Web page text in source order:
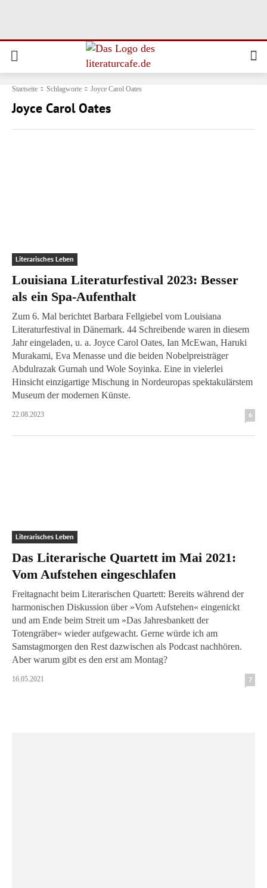
Startseite Schlagworte Joyce Carol Oates
Joyce Carol Oates
Literarisches Leben
Louisiana Literaturfestival 2023: Besser
als ein Spa-Aufenthalt
Zum 6. Mal berichtet Barbara Fellgiebel vom Louisiana
Literaturfestival in Dänemark. 44 Schreibende waren in diesem
Jahr eingeladen, u. a. Joyce Carol Oates, Ian McEwan, Haruki
Murakami, Eva Menasse und die beiden Nobelpreisträger
Abdulrazak Gurnah und Wole Soyinka. Eine in vielerlei
Hinsicht einzigartige Mischung in Nordeuropas spektakulärstem
Museum der modernen Künste.
22.08.2023 6
Literarisches Leben
Das Literarische Quartett im Mai 2021:
Vom Aufstehen eingeschlafen
Freitagnacht beim Literarischen Quartett: Bereits während der
harmonischen Diskussion über »Vom Aufstehen« eingenickt
und am Ende beim Streit um »Das Jahresbankett der
Totengräber« wieder aufgewacht. Gerne würde ich am
Samstagmorgen den Rest dazwischen als Podcast nachhören.
Aber warum gibt es den erst am Montag?
16.05.2021 7